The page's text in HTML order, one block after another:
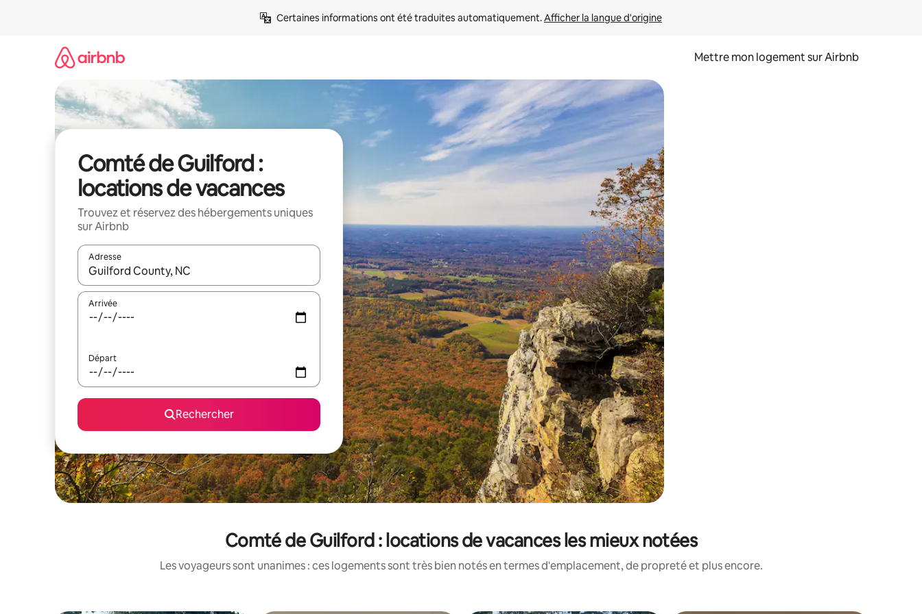
Certaines informations ont été traduites automatiquement. Afficher la langue d'origine
Mettre mon logement sur Airbnb
Comté de Guilford :
locations de vacances
Trouvez et réservez des hébergements uniques
sur Airbnb
Adresse
Lorsque les résultats s'affichent, utilisez les flèches vers le haut et vers le bas pour les parcourir ou en appuyant et en faisant glisser.
Arrivée
Départ
Rechercher
Comté de Guilford : locations de vacances les mieux notées
Les voyageurs sont unanimes : ces logements sont très bien notés en termes d'emplacement, de propreté et plus encore.